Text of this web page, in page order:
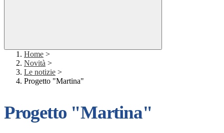
Home >
Novità >
Le notizie >
Progetto "Martina"
Progetto "Martina"